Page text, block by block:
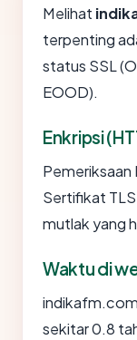
Melihat
terpenting
status SSL
EOOD).
Enkripsi
Pemeriksaan
Sertifikat
mutlak yang
Waktu di
sekitar 0.8